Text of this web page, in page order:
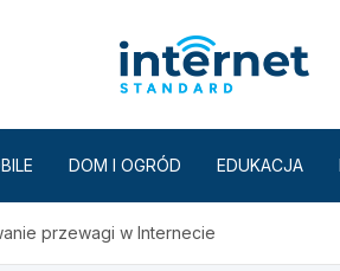
DOM I OGRÓD EDUKACJA
przewagi w Internecie